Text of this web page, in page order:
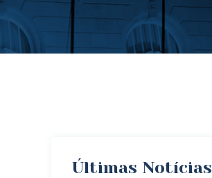
Últimas Notícias